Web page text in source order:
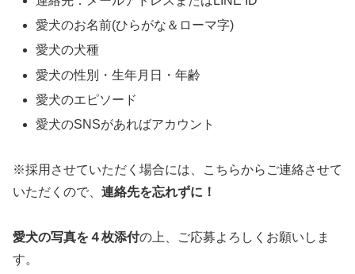
愛犬のお名前(ひらがな＆ローマ字)
愛犬の犬種
愛犬の性別・生年月日・年齢
愛犬のエピソード
愛犬のSNSがあればアカウント
※採用させていただく場合には、こちらからご連絡させて
いただくので、 連絡先を忘れずに！
愛犬の写真を４枚添付の上、ご応募よろしくお願いしま
す。